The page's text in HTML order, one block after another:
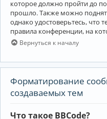
которое должно пройти до
прошло. Также можно
однако удостоверьтесь,
правила конференции, на
Вернуться к началу
Форматирование
создаваемых тем
Что такое BBCode?